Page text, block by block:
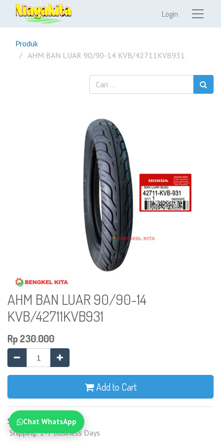
Login
Produk
AHM BAN LUAR 90/90-14 KVB/42711KVB931
AHM BAN LUAR 90/90-14
KVB/42711KVB931
Rp230.000
Add to Cart
Syarat dan Ketentuan
Shipping: 2-7 Business Days
Chat WhatsApp